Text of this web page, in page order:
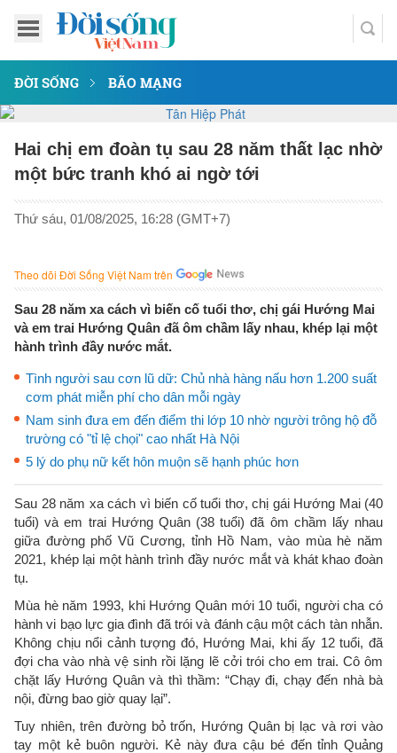
ĐỜI SỐNG BÃO MẠNG
Hai chị em đoàn tụ sau 28 năm thất lạc nhờ
một bức tranh khó ai ngờ tới
Thứ sáu, 01/08/2025, 16:28 (GMT+7)
Theo dõi Đời Sống Việt Nam trên
Sau 28 năm xa cách vì biến cố tuổi thơ, chị gái Hướng Mai
và em trai Hướng Quân đã ôm chầm lấy nhau, khép lại một
hành trình đầy nước mắt.
Tình người sau cơn lũ dữ: Chủ nhà hàng nấu hơn 1.200 suất
cơm phát miễn phí cho dân mỗi ngày
Nam sinh đưa em đến điểm thi lớp 10 nhờ người trông hộ đỗ
trường có "tỉ lệ chọi" cao nhất Hà Nội
5 lý do phụ nữ kết hôn muộn sẽ hạnh phúc hơn
Sau 28 năm xa cách vì biến cố tuổi thơ, chị gái Hướng Mai (40
tuổi) và em trai Hướng Quân (38 tuổi) đã ôm chầm lấy nhau
giữa đường phố Vũ Cương, tỉnh Hồ Nam, vào mùa hè năm
2021, khép lại một hành trình đầy nước mắt và khát khao đoàn
tụ.
Mùa hè năm 1993, khi Hướng Quân mới 10 tuổi, người cha có
hành vi bạo lực gia đình đã trói và đánh cậu một cách tàn nhẫn.
Không chịu nổi cảnh tượng đó, Hướng Mai, khi ấy 12 tuổi, đã
đợi cha vào nhà vệ sinh rồi lặng lẽ cởi trói cho em trai. Cô ôm
chặt lấy Hướng Quân và thì thầm: “Chạy đi, chạy đến nhà bà
nội, đừng bao giờ quay lại”.
Tuy nhiên, trên đường bỏ trốn, Hướng Quân bị lạc và rơi vào
tay một kẻ buôn người. Kẻ này đưa cậu bé đến tỉnh Quảng